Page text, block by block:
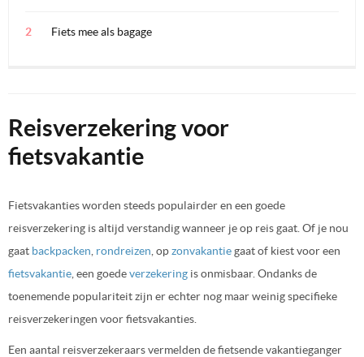
Fiets mee als bagage
Reisverzekering voor
fietsvakantie
Fietsvakanties worden steeds populairder en een goede
reisverzekering is altijd verstandig wanneer je op reis gaat. Of je nou
gaat backpacken rondreizen , opzonvakantiegaat of kiest voor een
fietsvakantie , een goedeverzekering is onmisbaar. Ondanks de
toenemende populariteit zijn er echter nog maar weinig specifieke
reisverzekeringen voor fietsvakanties.
Een aantal reisverzekeraars vermelden de fietsende vakantieganger